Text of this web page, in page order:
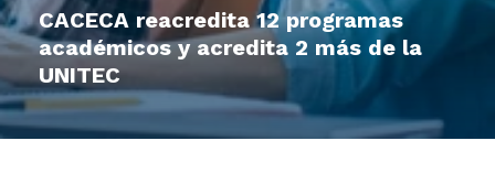
CACECA reacredita 12 programas
académicos y acredita 2 más de la
UNITEC